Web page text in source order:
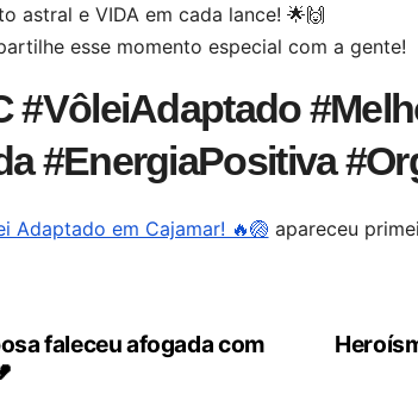
astral e VIDA em cada lance! 🌟🙌
esse momento especial com a gente!
#VôleiAdaptado
#EnergiaPositiva
Adaptado em Cajamar! 🔥🏐 apareceu
faleceu afogada com